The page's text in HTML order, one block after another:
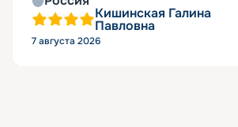
Кишинская Галина
Павловна
7 августа 2026